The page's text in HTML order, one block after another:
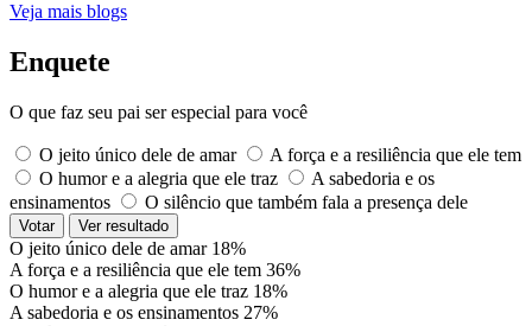
Veja mais blogs
Enquete
O que faz seu pai ser especial para você
O jeito único dele de amar
A força e a resiliência que ele tem
O humor e a alegria que ele traz
A sabedoria e os
ensinamentos
O silêncio que também fala a presença dele
Votar Ver resultado
O jeito único dele de amar 18%
A força e a resiliência que ele tem 36%
O humor e a alegria que ele traz 18%
A sabedoria e os ensinamentos 27%